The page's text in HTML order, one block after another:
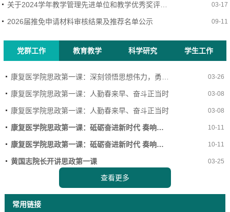
关于2024学年教学管理先进单位和教学优秀奖评选结果的公示 03-17
2026届推免申请材料审核结果及推荐名单公示 09-11
党群工作 教育教学 科学研究 学生工作
康复医学院思政第一课：深刻领悟思想伟力，勇担时代使命 03-26
康复医学院思政第一课：人勤春来早、奋斗正当时 03-08
康复医学院思政第一课：人勤春来早、奋斗正当时 03-08
康复医学院思政第一课：砥砺奋进新时代 奏响青春最强音 10-11
康复医学院思政第一课：砥砺奋进新时代 奏响青春最强音 10-11
黄国志院长开讲思政第一课 03-25
查看更多
常用链接